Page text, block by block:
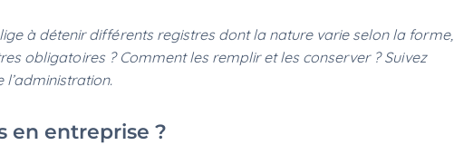
à détenir différents registres dont la nature varie selon la forme,
obligatoires ? Comment les remplir et les conserver ? Suivez
en entreprise ?